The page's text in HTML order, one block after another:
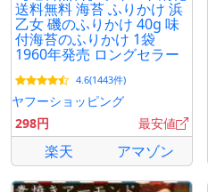
送料無料 海苔 ふりかけ 浜
乙女 磯のふりかけ 40g 味
付海苔のふりかけ 1袋
1960年発売 ロングセラー
4.6(1443件)
ヤフーショッピング
298円
最安値
楽天 アマゾン